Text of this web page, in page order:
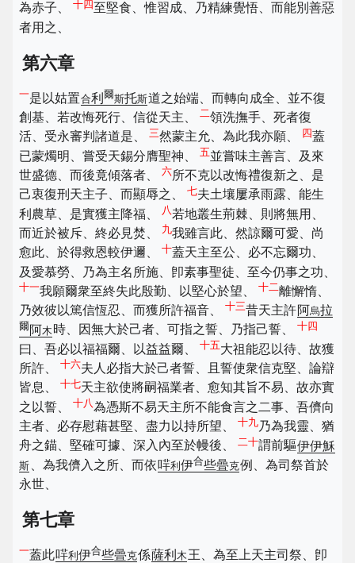
為赤子、 十四至堅食、惟習成、乃精練覺悟、而能別善惡
者用之、
第六章
一是以姑置合利 爾斯托斯道之始端、而轉向成全、並不復
創基、若改悔死行、信從天主、
二領洗撫手、死者復
活、受永審判諸道是、
三然蒙主允、為此我亦願、 四蓋
已蒙燭明、嘗受天錫分膺聖神、 五並嘗味主善言、及來
世盛德、而後竟傾落者、 六所不克以改悔禮復新之、是
己衷復刑天主子、而顯辱之、 七夫土壤屢承雨露、能生
利農草、是實獲主降福、
八 若地叢生荊棘、則將無用、
而近於被斥、終必見焚、
九我雖言此、然諒爾可愛、尚
愈此、於得救恩較伊邇、 十蓋天主至公、必不忘爾功、
及愛慕勞、乃為主名所施、卽素事聖徒、至今仍事之功、
十一我願爾衆至終失此殷勤、以堅心於望、 十二離懈惰、
乃效彼以篤信恆忍、而獲所許福音、 十三昔天主許阿烏拉
爾 阿木 時、因無大於己者、可指之誓、乃指己誓、 十四
曰、吾必以福福爾、以益益爾、 十五大祖能忍以待、故獲
所許、 十六夫人必指大於己者誓、且誓使衆信克堅、論辯
皆息、 十七天主欲使將嗣福業者、愈知其旨不易、故亦實
之以誓、 十八為憑斯不易天主所不能食言之二事、吾儕向
主者、必存慰藉甚堅、盡力以持所望、 十九乃為我靈、猶
舟之錨、堅確可據、深入內至於幔後、
二十謂前驅伊伊穌
斯 、為我儕入之所、而依哶利 伊合些曡克例、為司祭首於
永世、
第七章
一蓋此哶利 伊合些曡克係薩利 木 王、為至上天主司祭、卽